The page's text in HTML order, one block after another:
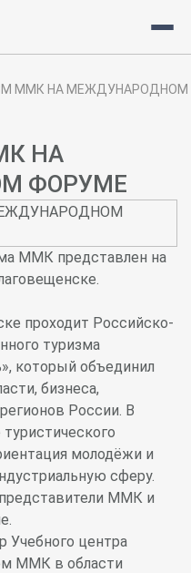
ММК НА МЕЖДУНАРОДНОМ
НА
ФОРУМЕ
ММК представлен на
проходит Российско-
туризма
который объединил
бизнеса,
России. В
молодёжи и
сферу.
ММК и
Учебного центра
ММК в области